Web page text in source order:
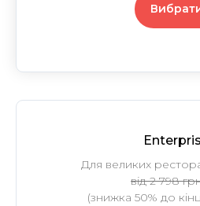
Для великих
від 2 798
(знижка 50% до